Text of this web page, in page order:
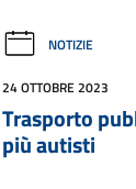
NOTIZIE
24 OTTOBRE 2023
Trasporto
più autisti